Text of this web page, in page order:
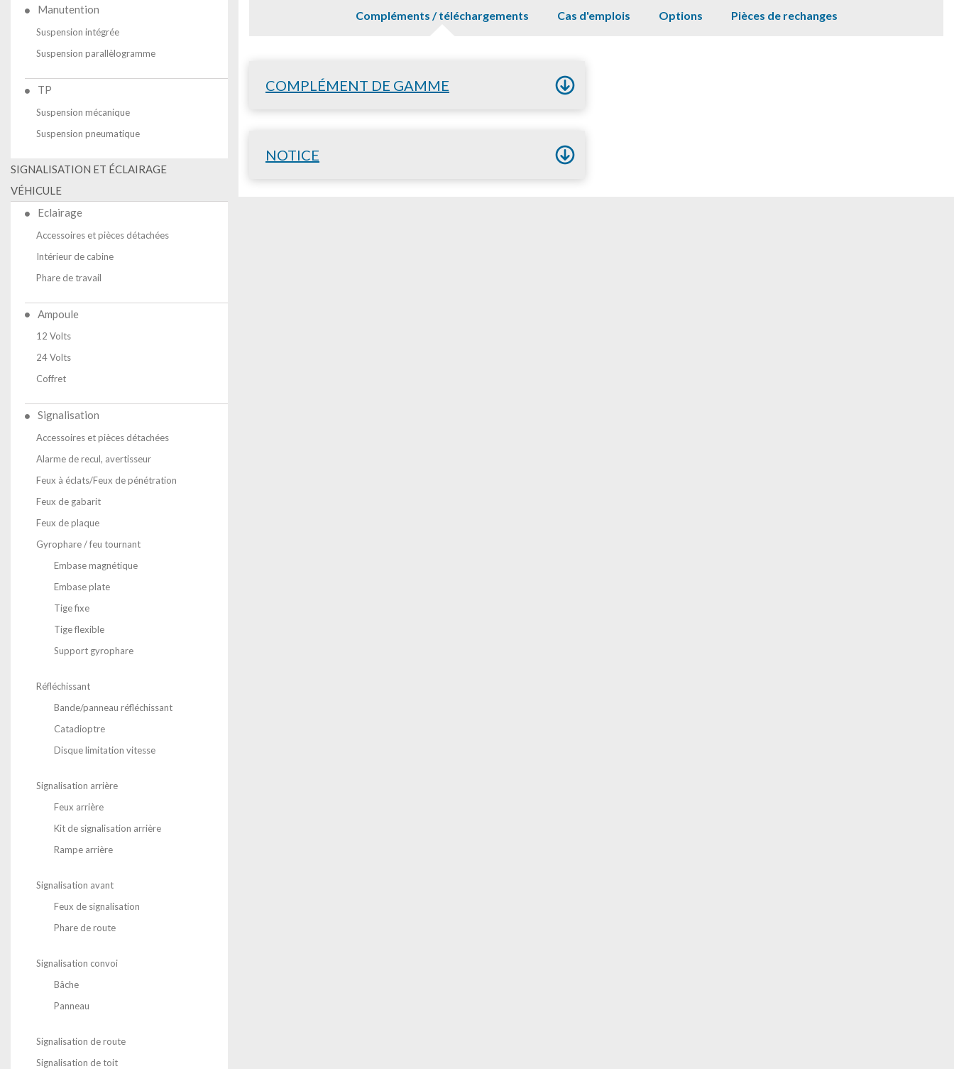
Manutention
Suspension intégrée
Suspension parallèlogramme
TP
Suspension mécanique
Suspension pneumatique
SIGNALISATION ET ÉCLAIRAGE
VÉHICULE
Eclairage
Accessoires et pièces détachées
Intérieur de cabine
Phare de travail
Ampoule
12 Volts
24 Volts
Coffret
Signalisation
Accessoires et pièces détachées
Alarme de recul, avertisseur
Feux à éclats/Feux de pénétration
Feux de gabarit
Feux de plaque
Gyrophare / feu tournant
Embase magnétique
Embase plate
Tige fixe
Tige flexible
Support gyrophare
Réfléchissant
Bande/panneau réfléchissant
Catadioptre
Disque limitation vitesse
Signalisation arrière
Feux arrière
Kit de signalisation arrière
Rampe arrière
Signalisation avant
Feux de signalisation
Phare de route
Signalisation convoi
Bâche
Panneau
Signalisation de route
Signalisation de toit
Compléments / téléchargements Cas d'emplois Options Pièces de rechanges
COMPLÉMENT DE GAMME
NOTICE